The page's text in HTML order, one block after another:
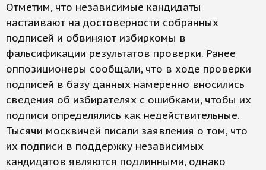
Отметим, что независимые кандидаты
настаивают на достоверности собранных
подписей и обвиняют избиркомы в
фальсификации результатов проверки. Ранее
оппозиционеры сообщали, что в ходе проверки
подписей в базу данных намеренно вносились
сведения об избирателях с ошибками, чтобы их
подписи определялись как недействительные.
Тысячи москвичей писали заявления о том, что
их подписи в поддержку независимых
кандидатов являются подлинными, однако